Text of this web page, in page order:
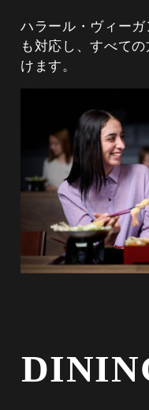
ハラール・ヴィー
も対応し、すべて
けます。